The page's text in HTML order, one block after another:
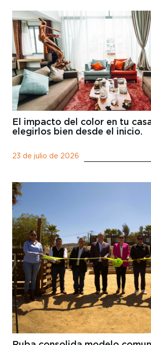
El impacto del color en tu
elegirlos bien desde el inicio.
23 de julio de 2026